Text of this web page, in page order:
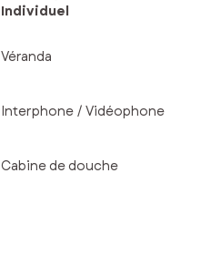
Individuel
Véranda
Interphone / Vidéophone
Cabine de douche